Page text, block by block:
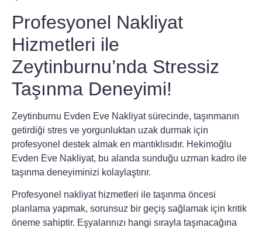
Profesyonel Nakliyat
Hizmetleri ile
Zeytinburnu’nda Stressiz
Taşınma Deneyimi!
Zeytinburnu Evden Eve Nakliyatsürecinde, taşınmanın
getirdiği stres ve yorgunluktan uzak durmak için
profesyonel destek almak en mantıklısıdır. Hekimoğlu
Evden Eve Nakliyat, bu alanda sunduğu uzman kadro ile
taşınma deneyiminizi kolaylaştırır.
Profesyonel nakliyat hizmetleri ile taşınma öncesi
planlama yapmak, sorunsuz bir geçiş sağlamak için kritik
öneme sahiptir. Eşyalarınızı hangi sırayla taşınacağına